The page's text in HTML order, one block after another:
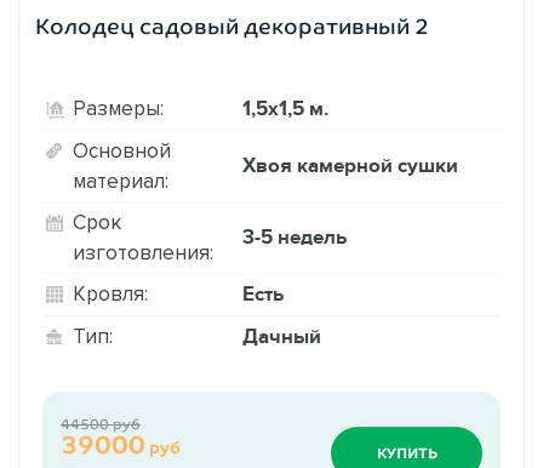
Колодец садовый декоративный 2
Размеры: 1,5х1,5 м.
Основной
материал:
Хвоя камерной сушки
Срок
изготовления:
3-5 недель
Кровля: Есть
Тип: Дачный
39000 руб
44500 руб
КУПИТЬ